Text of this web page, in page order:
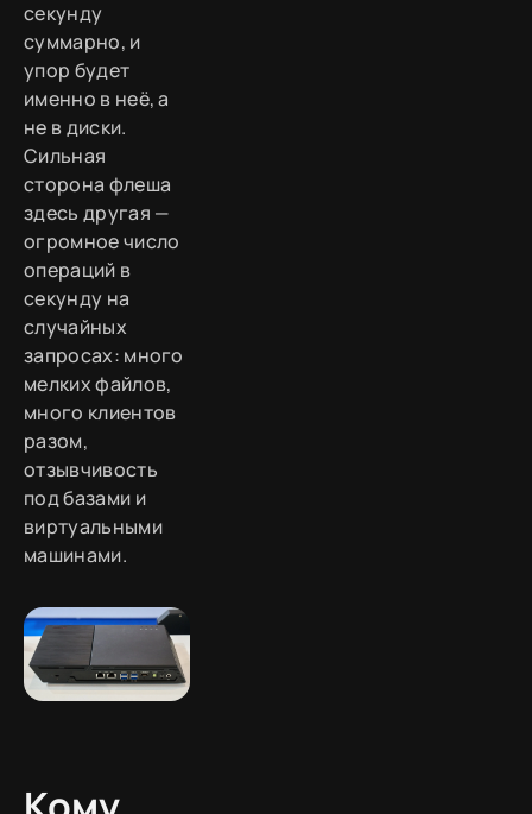
секунду
суммарно, и
упор будет
именно в неё, а
не в диски.
Сильная
сторона флеша
здесь другая —
огромное число
операций в
секунду на
случайных
запросах: много
мелких файлов,
много клиентов
разом,
отзывчивость
под базами и
виртуальными
машинами.